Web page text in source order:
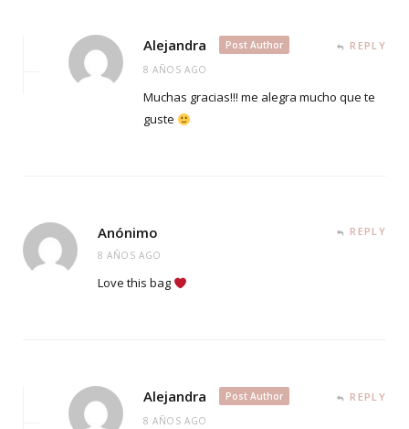
Alejandra
Post Author
8 AÑOS AGO
REPLY
Muchas gracias!!! me alegra mucho que te
guste
Anónimo
8 AÑOS AGO
REPLY
Love this bag
Alejandra
Post Author
8 AÑOS AGO
REPLY